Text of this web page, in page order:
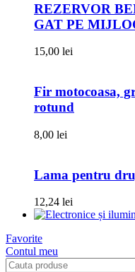
REZERVOR
GAT PE
15,00 lei
Fir motocoasa,
rotund
8,00 lei
Lama pentru
12,24 lei
Favorite
Contul meu